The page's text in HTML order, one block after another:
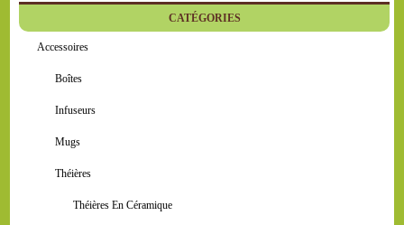
CATÉGORIES
Accessoires
Boîtes
Infuseurs
Mugs
Théières
Théières En Céramique